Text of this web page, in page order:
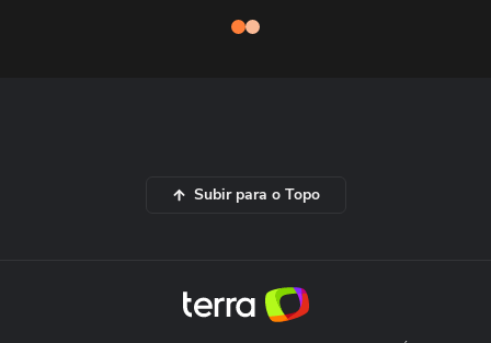
Subir para o Topo